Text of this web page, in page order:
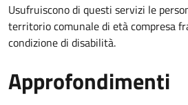
Usufruiscono di questi servizi le
territorio comunale di età compresa
condizione di disabilità.
Approfondimenti